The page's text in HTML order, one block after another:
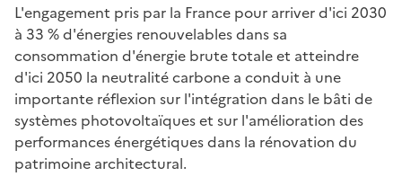
L'engagement pris par la France pour arriver d'ici 2030
à 33 % d'énergies renouvelables dans sa
consommation d'énergie brute totale et atteindre
d'ici 2050 la neutralité carbone a conduit à une
importante réflexion sur l'intégration dans le bâti de
systèmes photovoltaïques et sur l'amélioration des
performances énergétiques dans la rénovation du
patrimoine architectural.